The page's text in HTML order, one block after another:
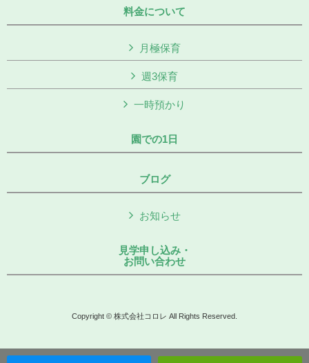
料金について
月極保育
週3保育
一時預かり
園での1日
ブログ
お知らせ
見学申し込み・
お問い合わせ
Copyright © 株式会社コロレ All Rights Reserved.